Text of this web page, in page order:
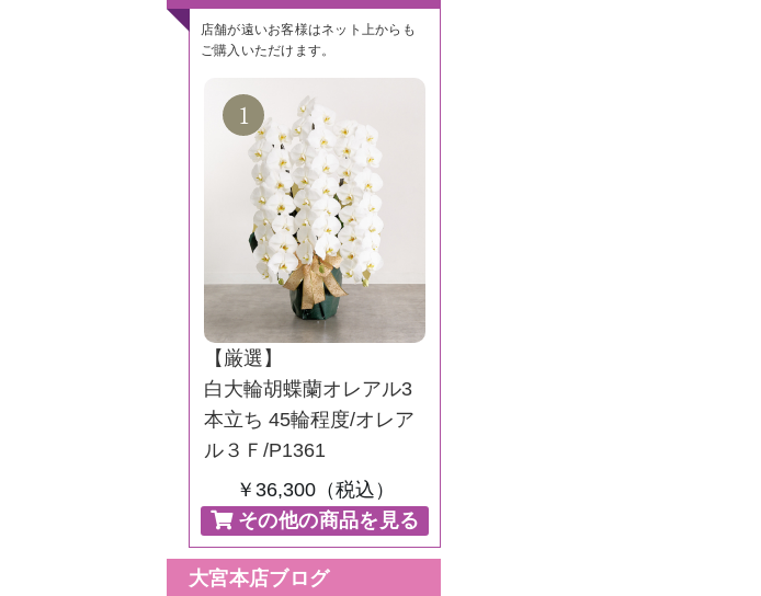
店舗が遠いお客様はネット上からも
ご購入いただけます。
【厳選】
白大輪胡蝶蘭オレアル3
本立ち 45輪程度/オレア
ル３Ｆ/P1361
￥36,300（税込）
その他の商品を見る
大宮本店ブログ